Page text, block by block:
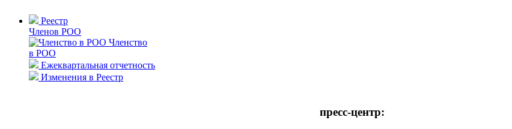
Реестр
Членов РОО
Членство
в РОО
Ежеквартальная отчетность
Изменения в Реестр
пресс-центр: